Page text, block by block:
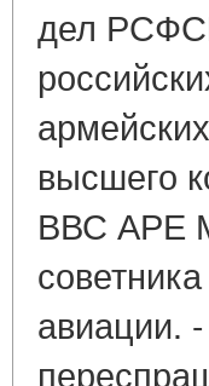
дел
высшего
ВВС АРЕ
авиации.